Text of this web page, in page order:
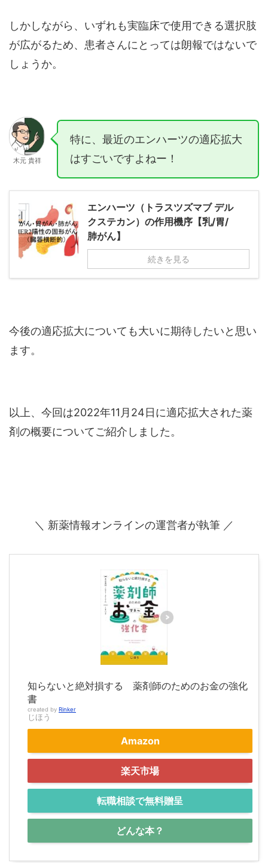
しかしながら、いずれも実臨床で使用できる選択肢
が広がるため、患者さんにとっては朗報ではないで
しょうか。
木元 貴祥
特に、最近のエンハーツの適応拡大
はすごいですよねー！
エンハーツ（トラスツズマブ デル
クステカン）の作用機序【乳/胃/
肺がん】
続きを見る
今後の適応拡大についても大いに期待したいと思い
ます。
以上、今回は2022年11月24日に適応拡大された薬
剤の概要についてご紹介しました。
＼ 新薬情報オンラインの運営者が執筆 ／
知らないと絶対損する 薬剤師のためのお金の強化
書
created by Rinker
じほう
Amazon
楽天市場
転職相談で無料贈呈
どんな本？